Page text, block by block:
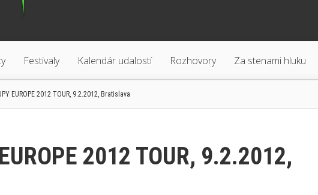
Festivaly Kalendár udalostí Rozhovory Za stenami hluku
EUROPE 2012 TOUR, 9.2.2012, Bratislava
2012 TOUR, 9.2.2012,